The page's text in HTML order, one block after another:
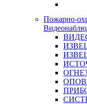
Пожарно-